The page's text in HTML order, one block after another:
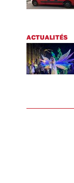
ACTUALITÉS